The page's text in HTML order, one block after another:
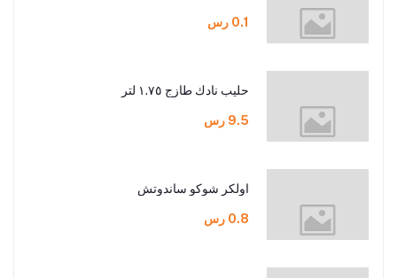
0.1 رس
حليب نادك طازج ١.٧٥ لتر
9.5 رس
اولكر شوكو ساندوتش
0.8 رس